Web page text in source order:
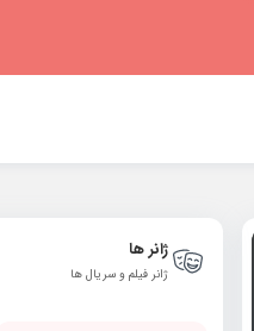
ژانر ها
ژانر فیلم و سریال ها